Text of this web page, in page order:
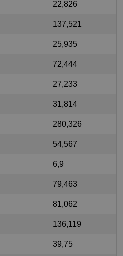
22,826
137,521
25,935
72,444
27,233
31,814
280,326
54,567
6,9
79,463
81,062
136,119
39,75